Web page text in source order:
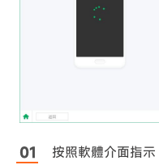
按照軟體介面指